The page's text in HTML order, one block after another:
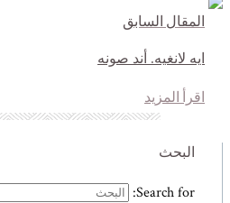
المقال السابق
ايه لانغيه. أند صونه
اقرأ المزيد
البحث
Search for: